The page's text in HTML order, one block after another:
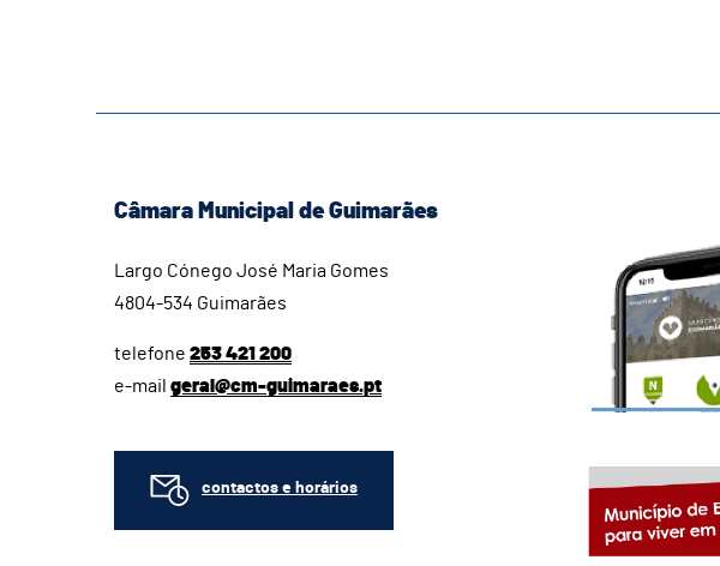
Câmara Municipal de Guimarães
Largo Cónego José Maria Gomes
4804-534 Guimarães
telefone 253 421 200
e-mail geral@cm-guimaraes.pt
contactos e horários